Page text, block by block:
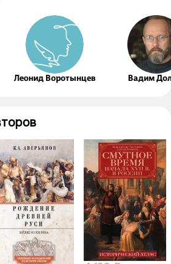
Леонид Воротынцев Вадим